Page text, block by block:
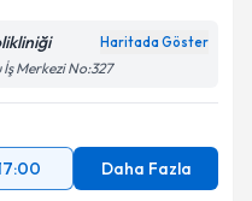
Haritada Göster
Merkezi No:327
Daha Fazla